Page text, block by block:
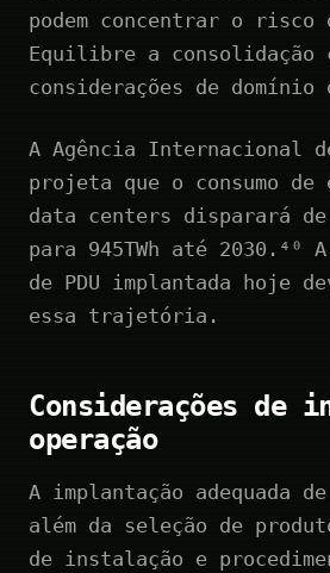
podem concentrar o risco
Equilibre a consolidação
considerações de
A Agência Internacional
projeta que o consumo
data centers disparará de
para 945TWh até
de PDU implantada hoje
essa trajetória.
Considerações de
operação
A implantação adequada
além da seleção de
de instalação e